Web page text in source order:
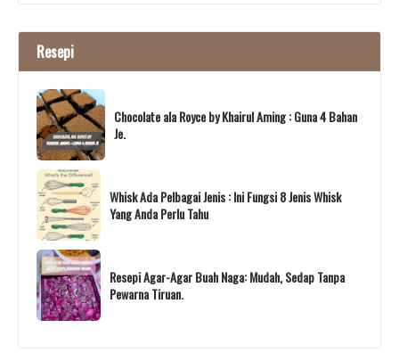
Resepi
Chocolate ala Royce by Khairul Aming : Guna 4 Bahan
Je.
Whisk Ada Pelbagai Jenis : Ini Fungsi 8 Jenis Whisk
Yang Anda Perlu Tahu
Resepi Agar-Agar Buah Naga: Mudah, Sedap Tanpa
Pewarna Tiruan.